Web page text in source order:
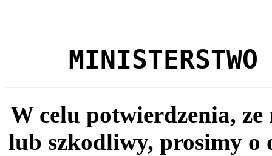
MINISTERSTWO
W celu potwierdzenia,
lub szkodliwy, prosimy o